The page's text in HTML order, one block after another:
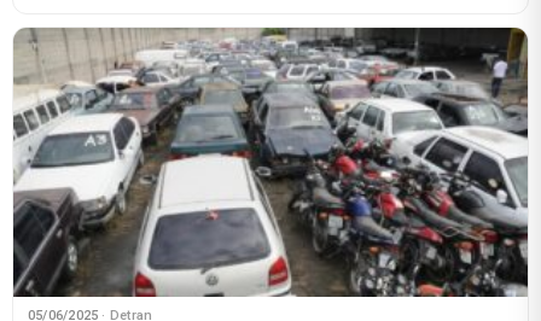
05/06/2025 · Detran